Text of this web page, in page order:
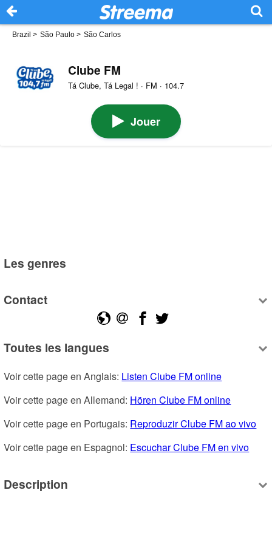
Brazil > São Paulo > São Carlos
Clube FM
Tá Clube, Tá Legal ! · FM · 104.7
Jouer
Les genres
Contact
Toutes les langues
Voir cette page en Anglais: Listen Clube FM online
Voir cette page en Allemand: Hören Clube FM online
Voir cette page en Portugais: Reproduzir Clube FM ao vivo
Voir cette page en Espagnol: Escuchar Clube FM en vivo
Description